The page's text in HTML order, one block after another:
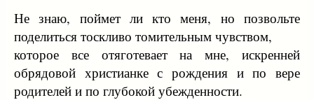
Не знаю, поймет ли кто меня, но позвольте
поделиться тоскливо томительным чувством,
которое все отяготевает на мне, искренней
обрядовой христианке с рождения и по вере
родителей и по глубокой убежденности.